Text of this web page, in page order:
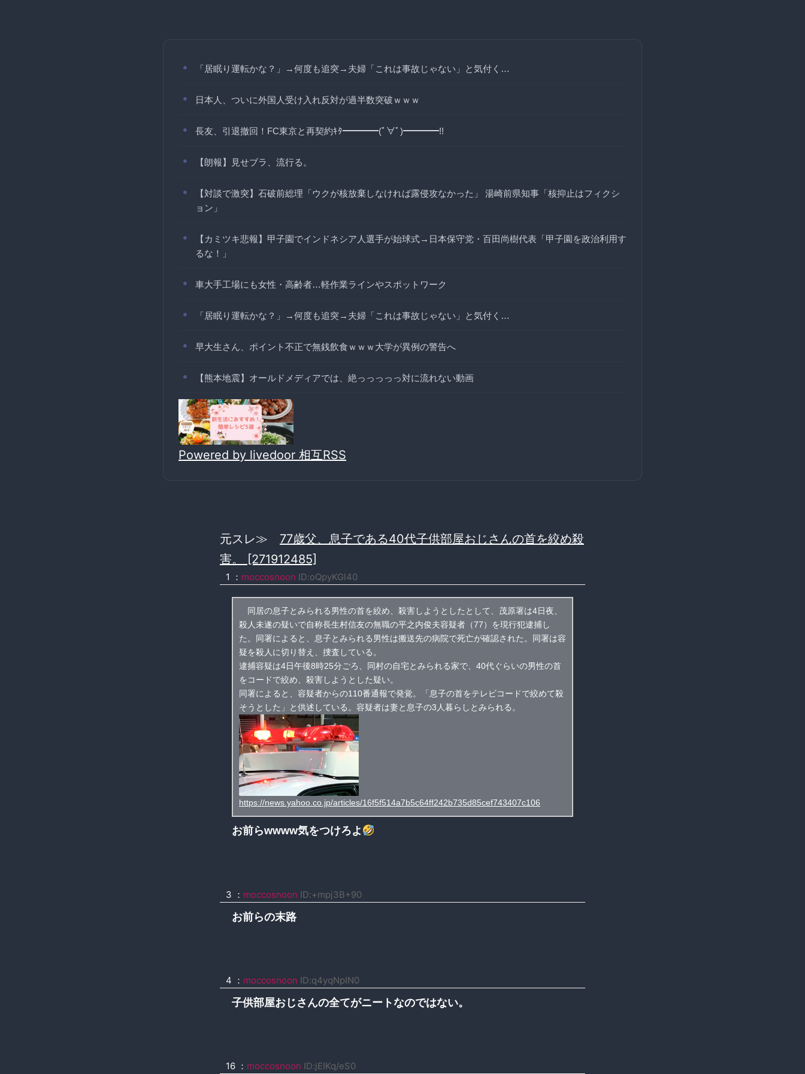
「居眠り運転かな？」→何度も追突→夫婦「これは事故じゃない」と気付く…
日本人、ついに外国人受け入れ反対が過半数突破ｗｗｗ
長友、引退撤回！FC東京と再契約ｷﾀ━━━━(ﾟ∀ﾟ)━━━━!!
【朗報】見せブラ、流行る。
【対談で激突】石破前総理「ウクが核放棄しなければ露侵攻なかった」 湯崎前県知事「核抑止はフィクシ
ョン」
【カミツキ悲報】甲子園でインドネシア人選手が始球式→日本保守党・百田尚樹代表「甲子園を政治利用す
るな！」
車大手工場にも女性・高齢者…軽作業ラインやスポットワーク
「居眠り運転かな？」→何度も追突→夫婦「これは事故じゃない」と気付く…
早大生さん、ポイント不正で無銭飲食ｗｗｗ大学が異例の警告へ
【熊本地震】オールドメディアでは、絶っっっっっ対に流れない動画
Powered by livedoor 相互RSS
元スレ≫ 77歳父、息子である40代子供部屋おじさんの首を絞め殺
害。 [271912485]
1 ： moccosnoon ID:oQpyKGl40
同居の息子とみられる男性の首を絞め、殺害しようとしたとして、茂原署は4日夜、
殺人未遂の疑いで自称長生村信友の無職の平之内俊夫容疑者（77）を現行犯逮捕し
た。同署によると、息子とみられる男性は搬送先の病院で死亡が確認された。同署は容
疑を殺人に切り替え、捜査している。
逮捕容疑は4日午後8時25分ごろ、同村の自宅とみられる家で、40代ぐらいの男性の首
をコードで絞め、殺害しようとした疑い。
同署によると、容疑者からの110番通報で発覚。「息子の首をテレビコードで絞めて殺
そうとした」と供述している。容疑者は妻と息子の3人暮らしとみられる。
https://news.yahoo.co.jp/articles/16f5f514a7b5c64ff242b735d85cef743407c106
お前らwwww気をつけろよ
3 ： moccosnoon ID:+mpj3B+90
お前らの末路
4 ： moccosnoon ID:q4yqNpIN0
子供部屋おじさんの全てがニートなのではない。
16 ： moccosnoon ID:jEIKq/eS0